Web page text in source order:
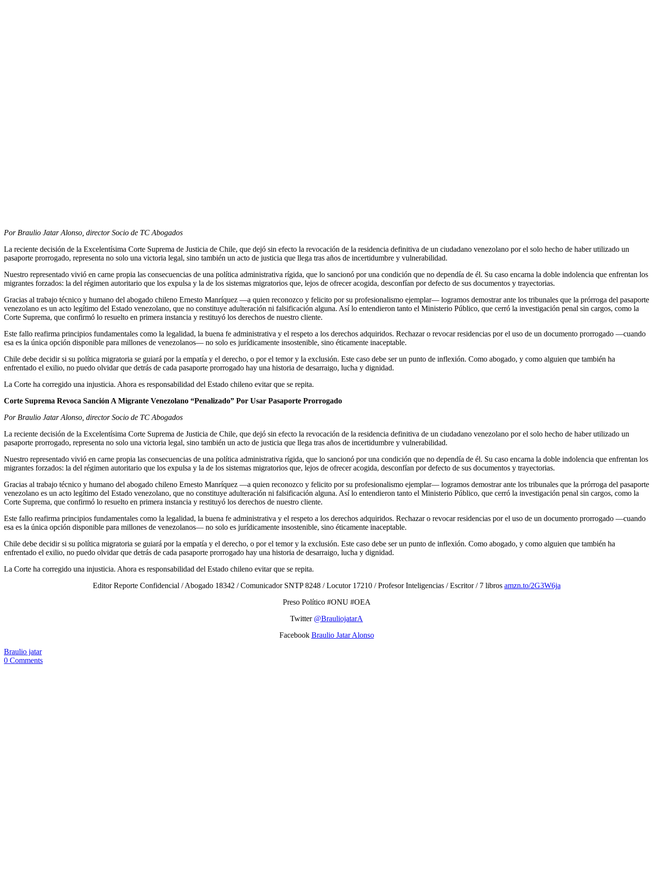
Por Braulio Jatar Alonso, director Socio de TC Abogados
La reciente decisión de la Excelentísima Corte Suprema de Justicia de Chile, que dejó sin efecto la revocación de la residencia definitiva de un ciudadano venezolano por el solo hecho de haber utilizado un
pasaporte prorrogado, representa no solo una victoria legal, sino también un acto de justicia que llega tras años de incertidumbre y vulnerabilidad.
Nuestro representado vivió en carne propia las consecuencias de una política administrativa rígida, que lo sancionó por una condición que no dependía de él. Su caso encarna la doble indolencia que enfrentan los
migrantes forzados: la del régimen autoritario que los expulsa y la de los sistemas migratorios que, lejos de ofrecer acogida, desconfían por defecto de sus documentos y trayectorias.
Gracias al trabajo técnico y humano del abogado chileno Ernesto Manríquez —a quien reconozco y felicito por su profesionalismo ejemplar— logramos demostrar ante los tribunales que la prórroga del pasaporte
venezolano es un acto legítimo del Estado venezolano, que no constituye adulteración ni falsificación alguna. Así lo entendieron tanto el Ministerio Público, que cerró la investigación penal sin cargos, como la
Corte Suprema, que confirmó lo resuelto en primera instancia y restituyó los derechos de nuestro cliente.
Este fallo reafirma principios fundamentales como la legalidad, la buena fe administrativa y el respeto a los derechos adquiridos. Rechazar o revocar residencias por el uso de un documento prorrogado —cuando
esa es la única opción disponible para millones de venezolanos— no solo es jurídicamente insostenible, sino éticamente inaceptable.
Chile debe decidir si su política migratoria se guiará por la empatía y el derecho, o por el temor y la exclusión. Este caso debe ser un punto de inflexión. Como abogado, y como alguien que también ha
enfrentado el exilio, no puedo olvidar que detrás de cada pasaporte prorrogado hay una historia de desarraigo, lucha y dignidad.
La Corte ha corregido una injusticia. Ahora es responsabilidad del Estado chileno evitar que se repita.
Corte Suprema Revoca Sanción A Migrante Venezolano “Penalizado” Por Usar Pasaporte Prorrogado
Por Braulio Jatar Alonso, director Socio de TC Abogados
La reciente decisión de la Excelentísima Corte Suprema de Justicia de Chile, que dejó sin efecto la revocación de la residencia definitiva de un ciudadano venezolano por el solo hecho de haber utilizado un
pasaporte prorrogado, representa no solo una victoria legal, sino también un acto de justicia que llega tras años de incertidumbre y vulnerabilidad.
Nuestro representado vivió en carne propia las consecuencias de una política administrativa rígida, que lo sancionó por una condición que no dependía de él. Su caso encarna la doble indolencia que enfrentan los
migrantes forzados: la del régimen autoritario que los expulsa y la de los sistemas migratorios que, lejos de ofrecer acogida, desconfían por defecto de sus documentos y trayectorias.
Gracias al trabajo técnico y humano del abogado chileno Ernesto Manríquez —a quien reconozco y felicito por su profesionalismo ejemplar— logramos demostrar ante los tribunales que la prórroga del pasaporte
venezolano es un acto legítimo del Estado venezolano, que no constituye adulteración ni falsificación alguna. Así lo entendieron tanto el Ministerio Público, que cerró la investigación penal sin cargos, como la
Corte Suprema, que confirmó lo resuelto en primera instancia y restituyó los derechos de nuestro cliente.
Este fallo reafirma principios fundamentales como la legalidad, la buena fe administrativa y el respeto a los derechos adquiridos. Rechazar o revocar residencias por el uso de un documento prorrogado —cuando
esa es la única opción disponible para millones de venezolanos— no solo es jurídicamente insostenible, sino éticamente inaceptable.
Chile debe decidir si su política migratoria se guiará por la empatía y el derecho, o por el temor y la exclusión. Este caso debe ser un punto de inflexión. Como abogado, y como alguien que también ha
enfrentado el exilio, no puedo olvidar que detrás de cada pasaporte prorrogado hay una historia de desarraigo, lucha y dignidad.
La Corte ha corregido una injusticia. Ahora es responsabilidad del Estado chileno evitar que se repita.
Editor Reporte Confidencial / Abogado 18342 / Comunicador SNTP 8248 / Locutor 17210 / Profesor Inteligencias / Escritor / 7 libros amzn.to/2G3W6ja
Preso Político #ONU #OEA
Twitter @BrauliojatarA
Facebook Braulio Jatar Alonso
Braulio jatar
0 Comments